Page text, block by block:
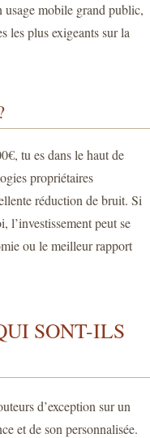
usage mobile grand public,
les plus exigeants sur la
tu es dans le haut de
propriétaires
réduction de bruit. Si
l’investissement peut se
ou le meilleur rapport
SONT-ILS
d’exception sur un
et de son personnalisée.